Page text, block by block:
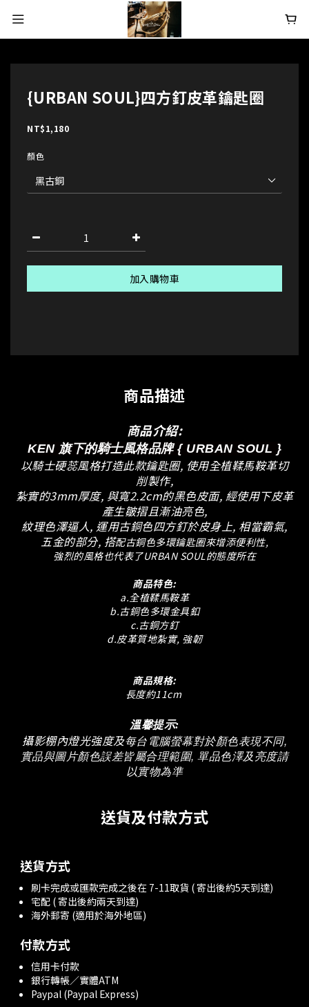
{URBAN SOUL}四方釘皮革鑰匙圈
NT$1,180
顏色
加入購物車
商品描述
商品介紹:
KEN 旗下的騎士風格品牌 { URBAN SOUL }
以騎士硬蕊風格打造此款鑰匙圈, 使用全植鞣馬鞍革切
削製作,
紮實的3mm厚度, 與寬2.2cm的黑色皮面, 經使用下皮革
產生皺摺且漸油亮色,
紋理色澤逼人, 運用古銅色四方釘於皮身上, 相當霸氣,
五金的部分, 搭配古銅色多環鑰匙圈來增添便利性,
強烈的風格也代表了URBAN SOUL的態度所在
商品特色:
a.全植鞣馬鞍革
b.古銅色多環金具釦
c.古銅方釘
d.皮革質地紮實, 強韌
商品規格:
長度約11cm
溫馨提示:
攝影棚內燈光強度及每台電腦螢幕對於顏色表現不同,
實品與圖片顏色誤差皆屬合理範圍, 單品色澤及亮度請
以實物為準
送貨及付款方式
送貨方式
刷卡完成或匯款完成之後在 7-11取貨 ( 寄出後約5天到達)
宅配 ( 寄出後約兩天到達)
海外郵寄 (適用於海外地區)
付款方式
信用卡付款
銀行轉帳／實體ATM
Paypal (Paypal Express)